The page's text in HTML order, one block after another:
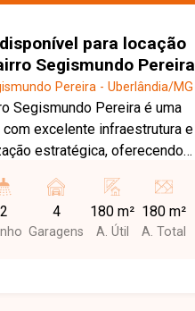
para locação
Segismundo Pereira
MG.
Pereira - Uberlândia/MG
Segismundo Pereira é uma
com excelente infraestrutura e
estratégica, oferecendo
Com grande fluxo de
e veículos, além de ampla
de comércios e serviços, é
2 4
Garagens
180 m²
A. Útil
180 m²
A. Total